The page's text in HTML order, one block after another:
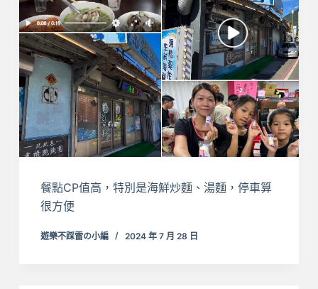
餐點CP值高，特別是海鮮炒麵、湯麵，停車算
很方便
遊樂不踩雷の小編 2024 年 7 月 28 日